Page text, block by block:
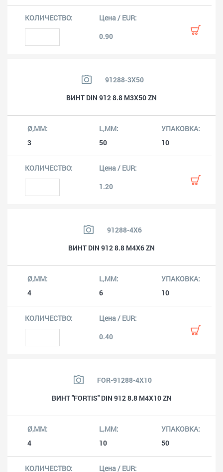
0.90
91288-3X50
ВИНТ DIN 912 8.8 M3X50 ZN
3 50 10
1.20
91288-4X6
ВИНТ DIN 912 8.8 M4X6 ZN
4 6 10
0.40
FOR-91288-4X10
ВИНТ "FORTIS" DIN 912 8.8 M4X10 ZN
4 10 50